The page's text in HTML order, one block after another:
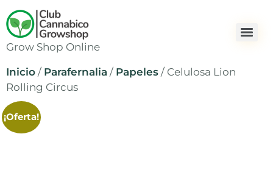
Grow Shop Online
Inicio / Parafernalia / Papeles / Celulosa Lion
Rolling Circus
¡Oferta!